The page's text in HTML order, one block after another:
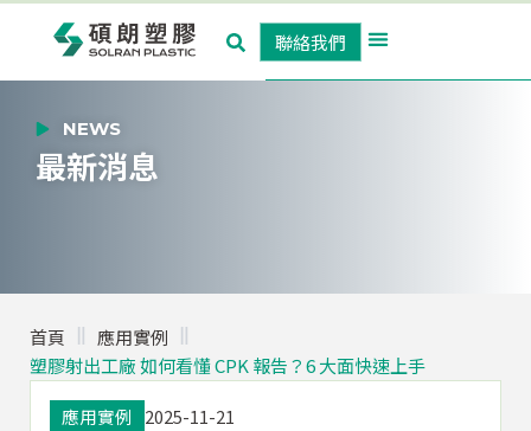
聯絡我們
NEWS
最新消息
首頁
應用實例
塑膠射出工廠 如何看懂 CPK 報告？6 大面快速上手
應用實例 2025-11-21